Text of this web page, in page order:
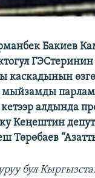
Бакиев
каскадынын
мыйзамды
алдында
Кеңештин
Төрөбаев
бул